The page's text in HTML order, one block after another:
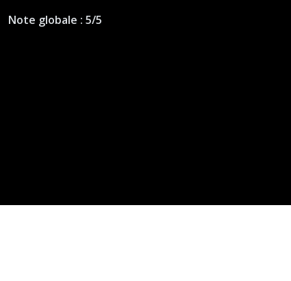
Note globale : 5/5